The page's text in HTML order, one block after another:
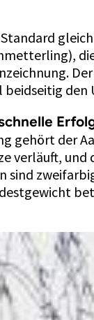
beidseitig den
gehört der
verläuft, und
sind